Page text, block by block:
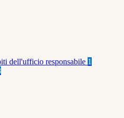
dell'ufficio responsabile 1